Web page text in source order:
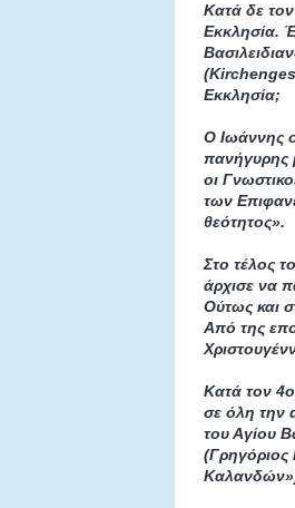
Κατά δε τον
Εκκλησία.
Εκκλησία;
Ο Ιωάννης
πανήγυρης
οι
των
θεότητος».
Στο τέλος
άρχισε να
Ούτως και
Από της
Κατά τον
σε όλη την
του Αγίου
(Γρηγόριος